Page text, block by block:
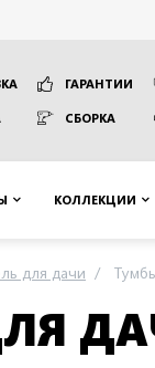
ГАРАНТИИ
СБОРКА
КОЛЛЕКЦИИ
для дачи